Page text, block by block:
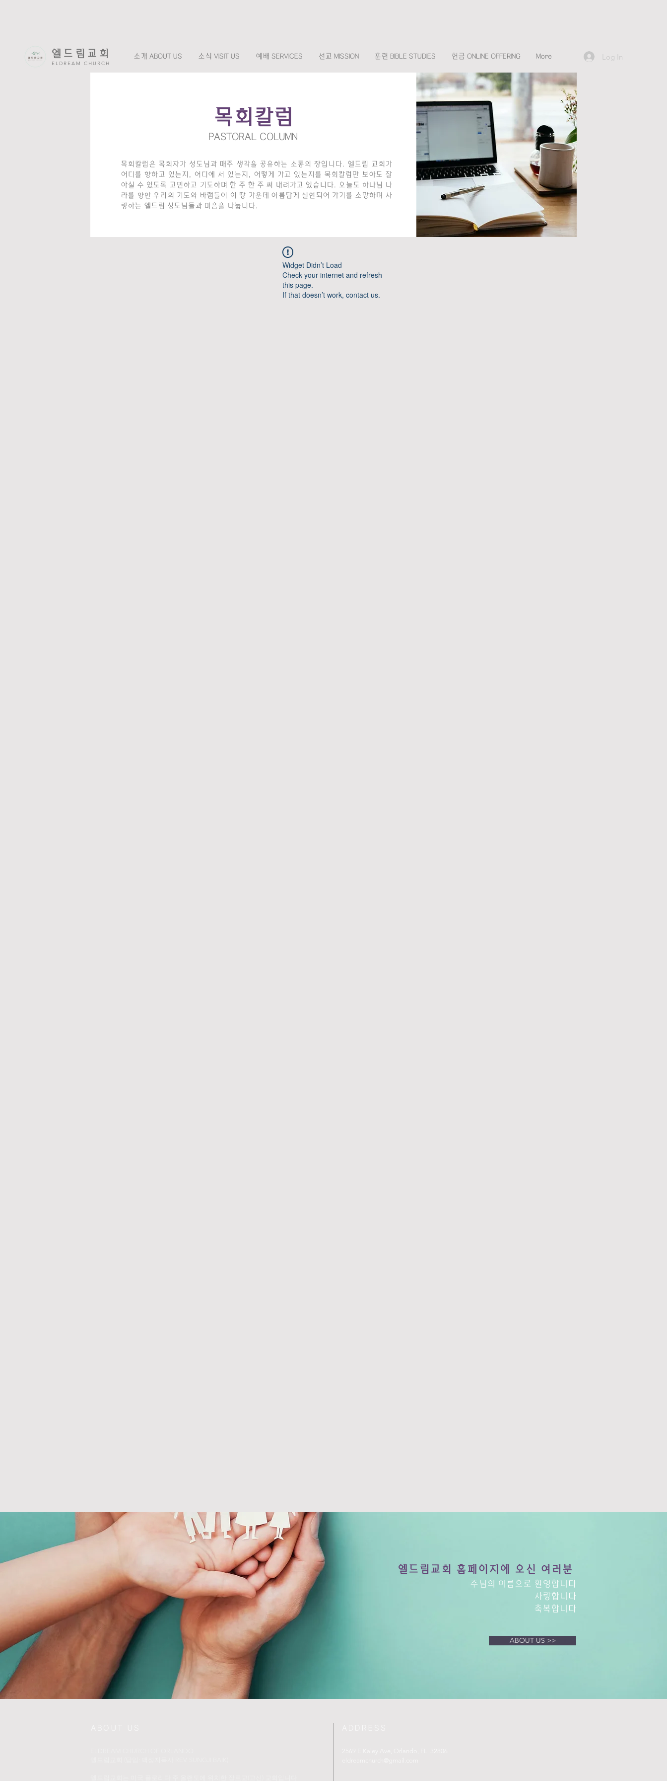
엘드림교회
ELDREAM CHURCH
소개 ABOUT US 소식 VISIT US 예배 SERVICES 선교 MISSION 훈련 BIBLE STUDIES 헌금 ONLINE OFFERING More Log In
목회칼럼
PASTORAL COLUMN
목회칼럼은 목회자가 성도님과 매주 생각을 공유하는 소통의 장입니다. 엘드림 교회가
어디를 향하고 있는지, 어디에 서 있는지, 어떻게 가고 있는지를 목회칼럼만 보아도 잘
아실 수 있도록 고민하고 기도하며 한 주 한 주 써 내려가고 있습니다. 오늘도 하나님 나
라를 향한 우리의 기도와 바램들이 이 땅 가운데 아름답게 실현되어 가기를 소망하며 ​사
랑하는 엘드림 성도님들과 마음을 나눕니다.
Widget Didn’t Load
Check your internet and refresh
this page.
If that doesn’t work, contact us.
​엘드림교회 홈페이지에 오신 여러분
주님의 이름으로 환영합니다
사랑합니다
축복합니다
ABOUT US >>